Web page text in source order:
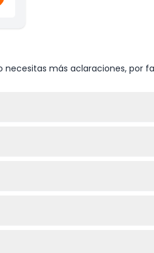
más aclaraciones, por